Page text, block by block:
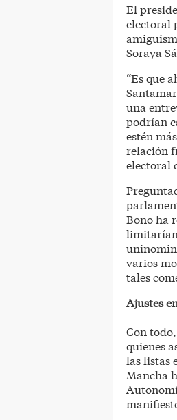
El
electoral
Soraya
“Es que
una
podrían
estén
relación
electoral
Bono ha
limitarían
varios
tales
Ajustes
Con
quienes
las listas
Mancha